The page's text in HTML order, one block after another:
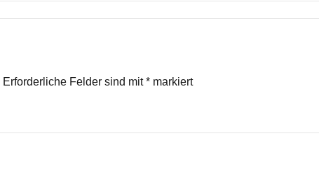
Erforderliche Felder sind mit* markiert